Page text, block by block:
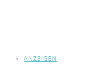
ANZEIGEN